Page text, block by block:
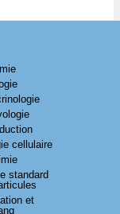
cellulaire
standard
et